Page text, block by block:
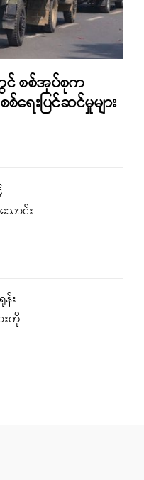
တွင် စစ်အုပ်စုက
ေးပြင်ဆင်မှုများ
ောင်း
း
းကို